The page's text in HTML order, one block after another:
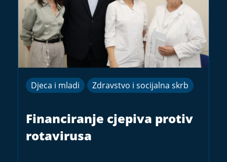
Djeca i mladi Zdravstvo i socijalna skrb
Financiranje cjepiva protiv
rotavirusa